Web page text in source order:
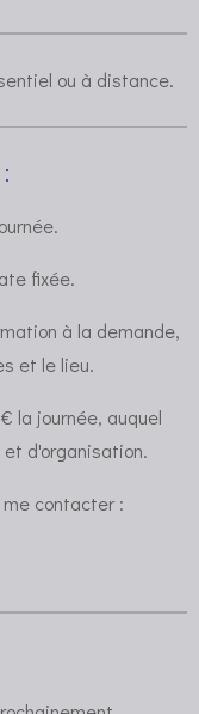
ou à distance.
fixée.
à la demande,
et le lieu.
€ la journée, auquel
d'organisation.
contacter :